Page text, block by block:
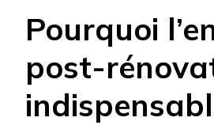
Pourquoi
post-